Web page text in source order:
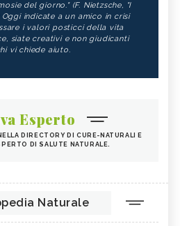
del giorno." (F. Nietzsche, "I
indicate a un amico in crisi
i valori posticci della vita
siate creativi e non giudicanti
vi chiede aiuto.
Esperto
DIRECTORY DI CURE-NATURALI E
DI SALUTE NATURALE.
Naturale